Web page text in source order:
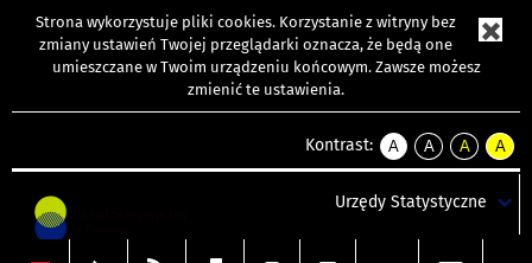
Strona wykorzystuje pliki cookies. Korzystanie z witryny bez
zmiany ustawień Twojej przeglądarki oznacza, że będą one
umieszczane w Twoim urządzeniu końcowym. Zawsze możesz
zmienić te ustawienia.
Kontrast:
A
kontrast
A
kontrast
tekst
czarnym
A
kontrast
tekst
czarnym
A
tekst
żółtym
Urzędy Statystyczne